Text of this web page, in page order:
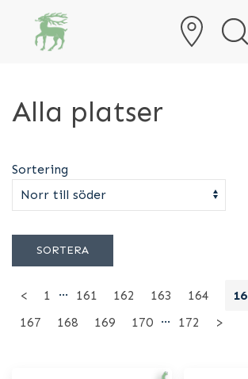
Alla platser
Sortering
SORTERA
< 1 … 161 162 163 164
167
168 169 170 … 172 >